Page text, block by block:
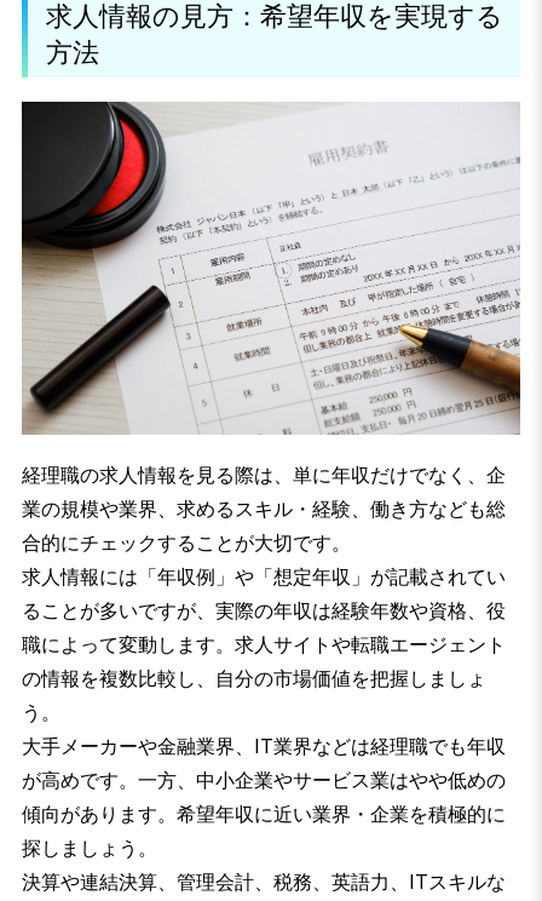
求人情報の見方：希望年収を実現する
方法
経理職の求人情報を見る際は、単に年収だけでなく、企
業の規模や業界、求めるスキル・経験、働き方なども総
合的にチェックすることが大切です。
求人情報には「年収例」や「想定年収」が記載されてい
ることが多いですが、実際の年収は経験年数や資格、役
職によって変動します。求人サイトや転職エージェント
の情報を複数比較し、自分の市場価値を把握しましょ
う。
大手メーカーや金融業界、IT業界などは経理職でも年収
が高めです。一方、中小企業やサービス業はやや低めの
傾向があります。希望年収に近い業界・企業を積極的に
探しましょう。
決算や連結決算、管理会計、税務、英語力、ITスキルな